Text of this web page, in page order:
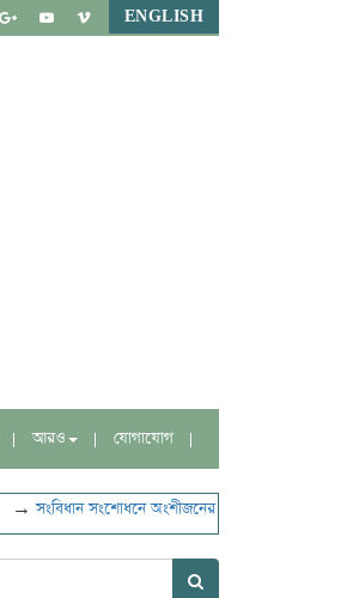
ENGLISH
আরও যোগাযোগ
সংবিধান সংশোধনে অংশীজনের মতামত নেবে বিশেষ